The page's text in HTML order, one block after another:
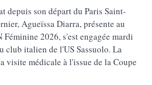
depuis son départ du Paris Saint-
Agueïssa Diarra, présente au
2026, s'est engagée mardi
club italien de l'US Sassuolo. La
visite médicale à l'issue de la Coupe